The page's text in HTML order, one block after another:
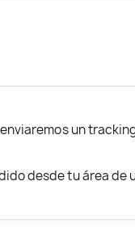
enviaremos un
desde tu área de